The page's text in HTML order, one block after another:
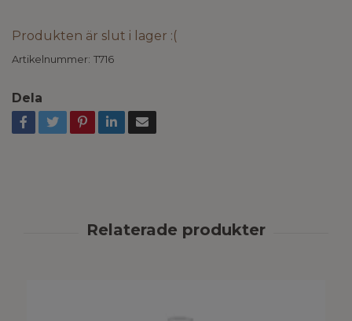
Produkten är slut i lager :(
Artikelnummer: T716
Dela